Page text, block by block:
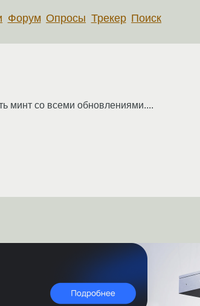
Форум Опросы Трекер Поиск
минт со всеми обновлениями....